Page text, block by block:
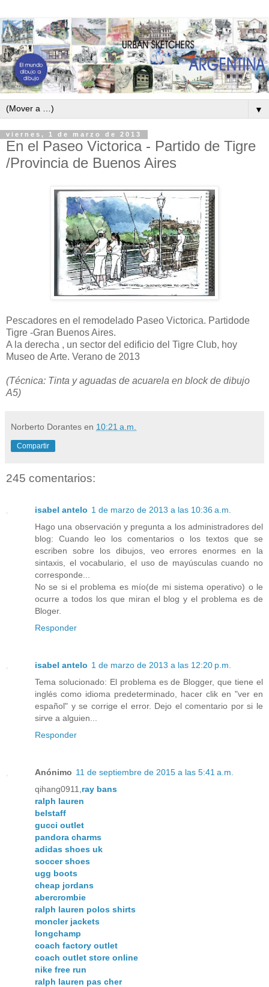
▼
viernes, 1 de marzo de 2013
En el Paseo Victorica - Partido de Tigre
/Provincia de Buenos Aires
Pescadores en el remodelado Paseo Victorica. Partidode
Tigre -Gran Buenos Aires.
A la derecha , un sector del edificio del Tigre Club, hoy
Museo de Arte. Verano de 2013
(Técnica: Tinta y aguadas de acuarela en block de dibujo
A5)
Norberto Dorantes en 10:21 a.m.
Compartir
245 comentarios:
isabel antelo 1 de marzo de 2013 a las 10:36 a.m.
Hago una observación y pregunta a los administradores del
blog: Cuando leo los comentarios o los textos que se
escriben sobre los dibujos, veo errores enormes en la
sintaxis, el vocabulario, el uso de mayúsculas cuando no
corresponde...
No se si el problema es mío(de mi sistema operativo) o le
ocurre a todos los que miran el blog y el problema es de
Bloger.
Responder
isabel antelo 1 de marzo de 2013 a las 12:20 p.m.
Tema solucionado: El problema es de Blogger, que tiene el
inglés como idioma predeterminado, hacer clik en "ver en
español" y se corrige el error. Dejo el comentario por si le
sirve a alguien...
Responder
Anónimo 11 de septiembre de 2015 a las 5:41 a.m.
qihang0911, ray bans
ralph lauren
belstaff
gucci outlet
pandora charms
adidas shoes uk
soccer shoes
ugg boots
cheap jordans
abercrombie
ralph lauren polos shirts
moncler jackets
longchamp
coach factory outlet
coach outlet store online
nike free run
ralph lauren pas cher